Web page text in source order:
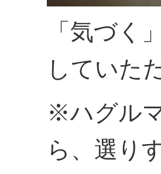
「気づく
していた
※ハグル
ら、選り